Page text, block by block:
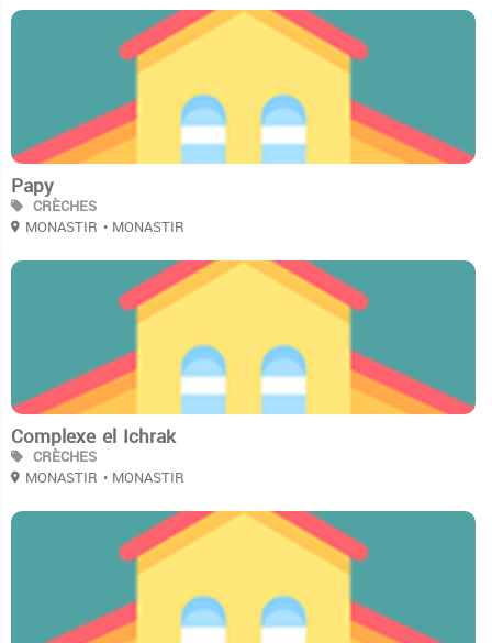
Papy
CRÈCHES
MONASTIR • MONASTIR
Complexe el Ichrak
CRÈCHES
MONASTIR • MONASTIR